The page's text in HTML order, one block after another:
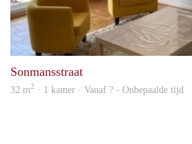
Sonmansstraat
32 m2 · 1 kamer · Vanaf ? - Onbepaalde tijd